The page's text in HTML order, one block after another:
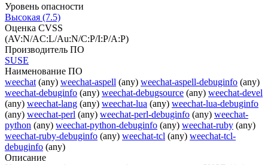
Уровень опасности
Высокая (7.5)
Оценка CVSS
(AV:N/AC:L/Au:N/C:P/I:P/A:P)
Производитель ПО
SUSE
Наименование ПО
weechat (any) weechat-aspell (any) weechat-aspell-debuginfo (any)
weechat-debuginfo (any) weechat-debugsource (any) weechat-devel
(any) weechat-lang (any) weechat-lua (any) weechat-lua-debuginfo
(any) weechat-perl (any) weechat-perl-debuginfo (any) weechat-
python (any) weechat-python-debuginfo (any) weechat-ruby (any)
weechat-ruby-debuginfo (any) weechat-tcl (any) weechat-tcl-
debuginfo (any)
Описание